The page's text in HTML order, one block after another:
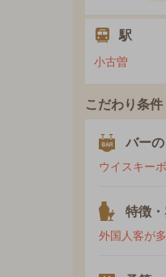
駅
小古曽
こだわり条件
バー
ウイスキー
特徴
外国人客が